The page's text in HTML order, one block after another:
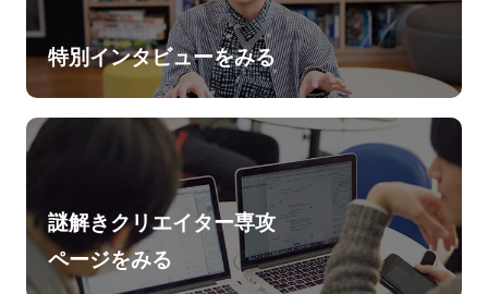
特別インタビューをみる
謎解きクリエイター専攻
ページをみる